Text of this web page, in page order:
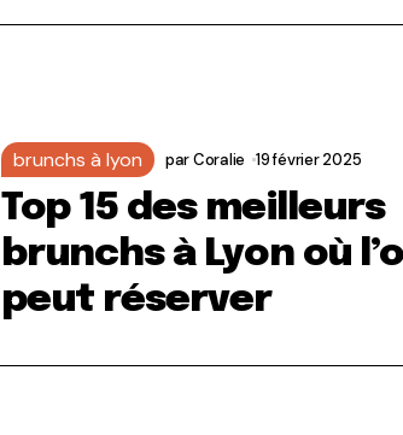
brunchs à lyon parCoralie 19 février 2025
Top 15 des meilleurs
brunchs à Lyon où
peut réserver